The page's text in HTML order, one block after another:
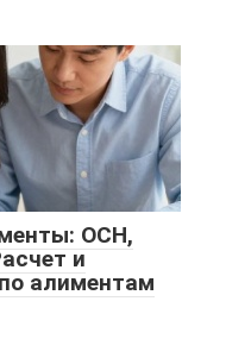
ОСН,
и
алиментам